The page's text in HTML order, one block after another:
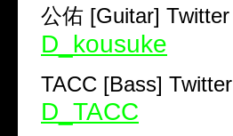
公佑 [Guitar] Twitter
D_kousuke
TACC [Bass] Twitter
D_TACC